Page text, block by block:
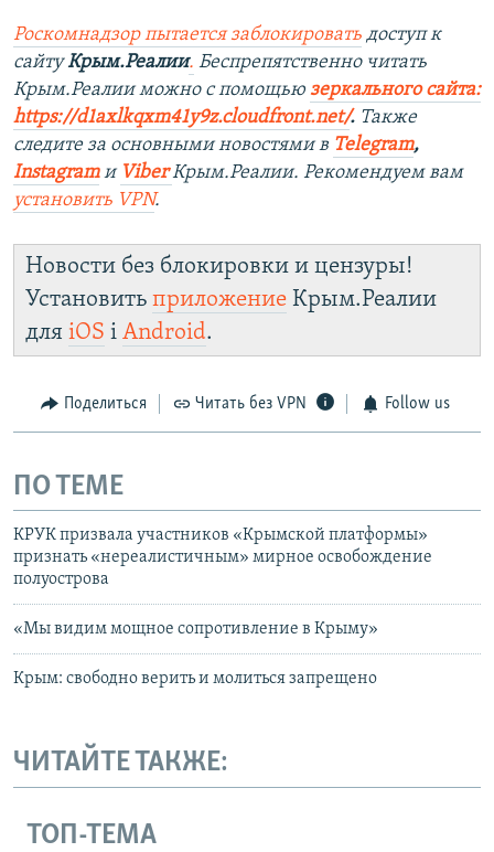
Роскомнадзор пытается заблокировать доступ к
сайтуКрым.Реалии. Беспрепятственно читать
Крым.Реалии можно с помощью зеркального сайта:
https://d1axlkqxm41y9z.cloudfront.net/. ​ Также
следите за основными новостями в Telegram,
Instagram и ViberКрым.Реалии. Рекомендуем вам
установить VPN.
Новости без блокировки и цензуры!
Установить приложение Крым.Реалии
для iOS і Android.
Поделиться Читать без VPN Follow us
ПО ТЕМЕ
КРУК призвала участников «Крымской платформы»
признать «нереалистичным» мирное освобождение
полуострова
«Мы видим мощное сопротивление в Крыму»
Крым: свободно верить и молиться запрещено
ЧИТАЙТЕ ТАКЖЕ:
ТОП-ТЕМА